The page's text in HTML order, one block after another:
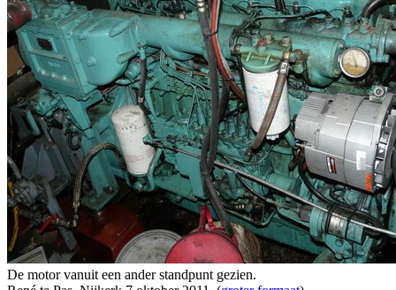
De motor vanuit een ander standpunt gezien.